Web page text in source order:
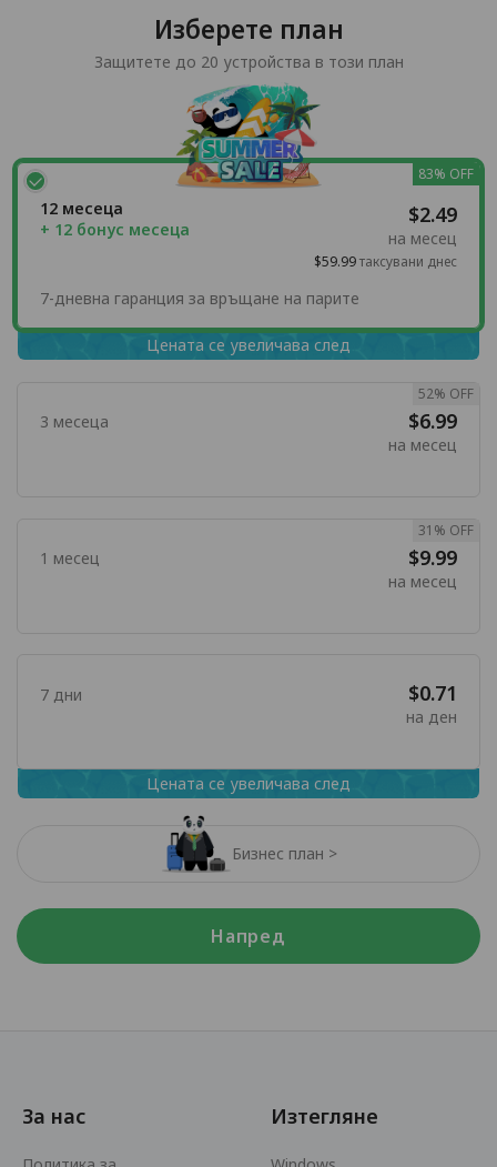
Изберете план
Защитете до 20 устройства в този план
Бизнес план >
12 месеца
+ 12 бонус месеца
$2.49
на месец
$59.99таксувани днес
83% OFF
7-дневна гаранция за връщане на парите
Цената се увеличава след
3 месеца $6.99
на месец
52% OFF
1 месец $9.99
на месец
31% OFF
7 дни $0.71
на ден
Цената се увеличава след
Напред
За нас Изтегляне